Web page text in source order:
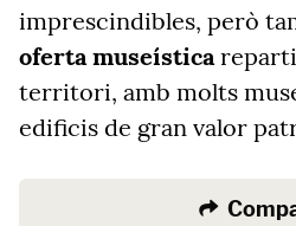
imprescindibles, però
oferta museística
territori, amb molts
edificis de gran valor